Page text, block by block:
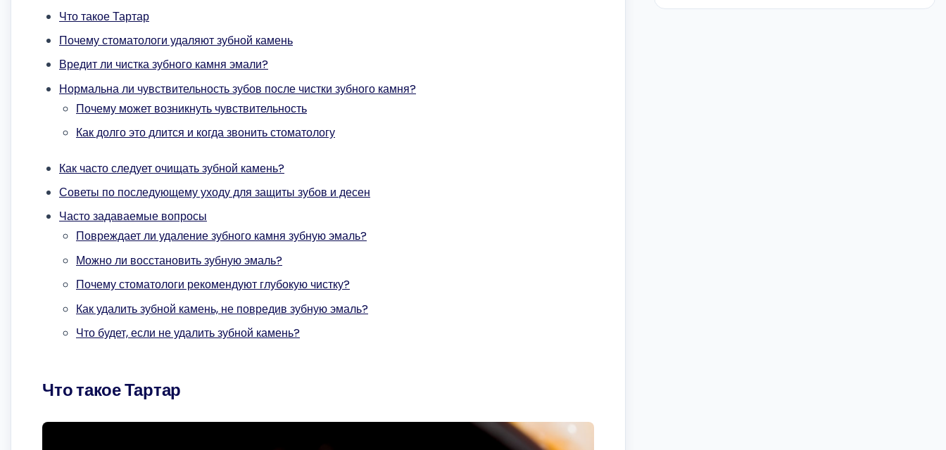
Что такое Тартар
Почему стоматологи удаляют зубной камень
Вредит ли чистка зубного камня эмали?
Нормальна ли чувствительность зубов после чистки зубного камня?
Почему может возникнуть чувствительность
Как долго это длится и когда звонить стоматологу
Как часто следует очищать зубной камень?
Советы по последующему уходу для защиты зубов и десен
Часто задаваемые вопросы
Повреждает ли удаление зубного камня зубную эмаль?
Можно ли восстановить зубную эмаль?
Почему стоматологи рекомендуют глубокую чистку?
Как удалить зубной камень, не повредив зубную эмаль?
Что будет, если не удалить зубной камень?
Что такое Тартар